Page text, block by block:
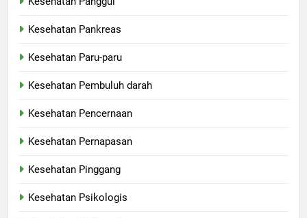
Kesehatan Pankreas
Kesehatan Paru-paru
Kesehatan Pembuluh darah
Kesehatan Pencernaan
Kesehatan Pernapasan
Kesehatan Pinggang
Kesehatan Psikologis